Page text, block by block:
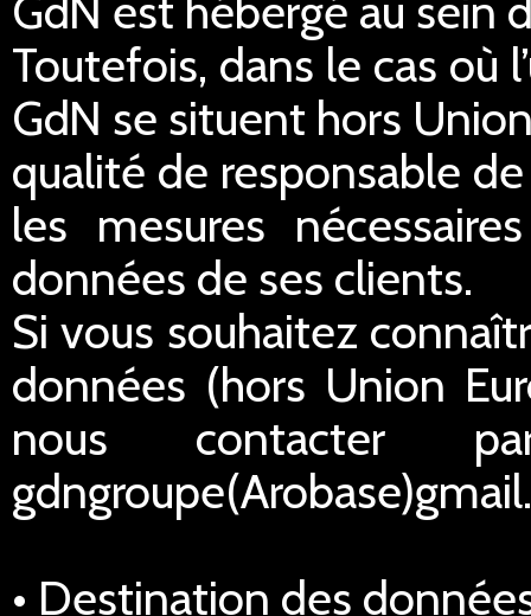
Toutefois, dans le cas où
GdN se situent hors
qualité de responsable
les mesures
données de ses clients.
Si vous souhaitez
données (hors Union
nous contacter
• Destination des